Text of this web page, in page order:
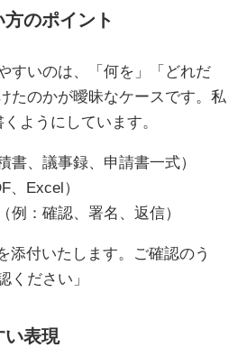
のポイント
すいのは、「何を」「どれだ
たのかが曖昧なケースです。私
ようにしています。
書、議事録、申請書一式）
、Excel）
（例：確認、署名、返信）
添付いたします。ご確認のう
ください」
い表現